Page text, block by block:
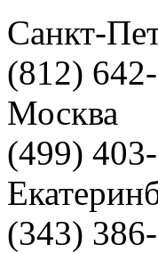
Санкт-
(812)
Москва
(499)
(343)